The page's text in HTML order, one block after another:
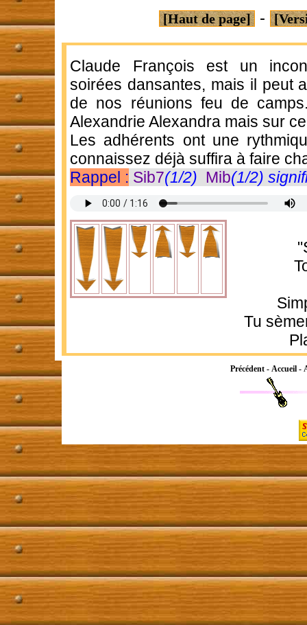
[Haut de page] -
Claude François est un
soirées dansantes, mais il peut
de nos réunions feu de
Alexandrie Alexandra mais sur
Les adhérents ont une
connaissez déjà suffira à faire
Rappel : Sib7(1/2) Mib(1/2)
Tu
Précédent - Accueil -